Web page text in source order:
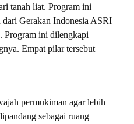
tanah liat. Program ini
dari Gerakan Indonesia ASRI
Program ini dilengkapi
Empat pilar tersebut
permukiman agar lebih
sebagai ruang